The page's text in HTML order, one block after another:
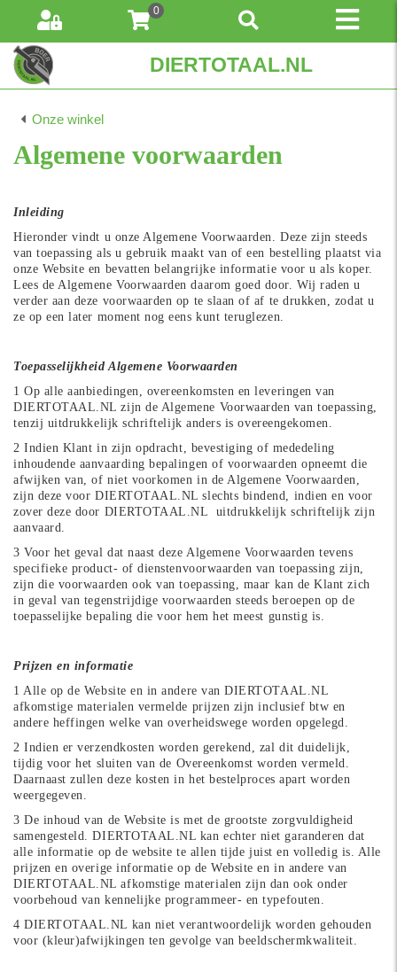
DIERTOTAAL.NL
0
Onze winkel
Algemene voorwaarden
Inleiding
Hieronder vindt u onze Algemene Voorwaarden. Deze zijn steeds
van toepassing als u gebruik maakt van of een bestelling plaatst via
onze Website en bevatten belangrijke informatie voor u als koper.
Lees de Algemene Voorwaarden daarom goed door. Wij raden u
verder aan deze voorwaarden op te slaan of af te drukken, zodat u
ze op een later moment nog eens kunt teruglezen.
Toepasselijkheid Algemene Voorwaarden
1 Op alle aanbiedingen, overeenkomsten en leveringen van
DIERTOTAAL.NL zijn de Algemene Voorwaarden van toepassing,
tenzij uitdrukkelijk schriftelijk anders is overeengekomen.
2 Indien Klant in zijn opdracht, bevestiging of mededeling
inhoudende aanvaarding bepalingen of voorwaarden opneemt die
afwijken van, of niet voorkomen in de Algemene Voorwaarden,
zijn deze voor DIERTOTAAL.NL slechts bindend, indien en voor
zover deze door DIERTOTAAL.NL
uitdrukkelijk schriftelijk zijn
aanvaard.
3 Voor het geval dat naast deze Algemene Voorwaarden tevens
specifieke product- of dienstenvoorwaarden van toepassing zijn,
zijn die voorwaarden ook van toepassing, maar kan de Klant zich
in geval van tegenstrijdige voorwaarden steeds beroepen op de
toepasselijke bepaling die voor hem het meest gunstig is.
Prijzen en informatie
1 Alle op de Website en in andere van DIERTOTAAL.NL
afkomstige materialen vermelde prijzen zijn inclusief btw en
andere heffingen welke van overheidswege worden opgelegd.
2 Indien er verzendkosten worden gerekend, zal dit duidelijk,
tijdig voor het sluiten van de Overeenkomst worden vermeld.
Daarnaast zullen deze kosten in het bestelproces apart worden
weergegeven.
3 De inhoud van de Website is met de grootste zorgvuldigheid
samengesteld. DIERTOTAAL.NL kan echter niet garanderen dat
alle informatie op de website te allen tijde juist en volledig is. Alle
prijzen en overige informatie op de Website en in andere van
DIERTOTAAL.NL afkomstige materialen zijn dan ook onder
voorbehoud van kennelijke programmeer- en typefouten.
4 DIERTOTAAL.NL kan niet verantwoordelijk worden gehouden
voor (kleur)afwijkingen ten gevolge van beeldschermkwaliteit.